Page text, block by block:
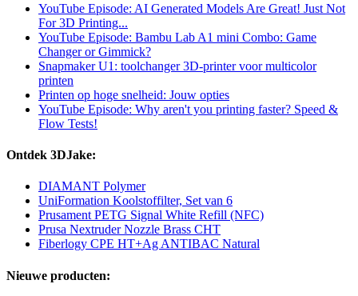
YouTube Episode: AI Generated Models Are Great! Just Not
For 3D Printing...
YouTube Episode: Bambu Lab A1 mini Combo: Game
Changer or Gimmick?
Snapmaker U1: toolchanger 3D-printer voor multicolor
printen
Printen op hoge snelheid: Jouw opties
YouTube Episode: Why aren't you printing faster? Speed &
Flow Tests!
Ontdek 3DJake:
DIAMANT Polymer
UniFormation Koolstoffilter, Set van 6
Prusament PETG Signal White Refill (NFC)
Prusa Nextruder Nozzle Brass CHT
Fiberlogy CPE HT+Ag ANTIBAC Natural
Nieuwe producten: